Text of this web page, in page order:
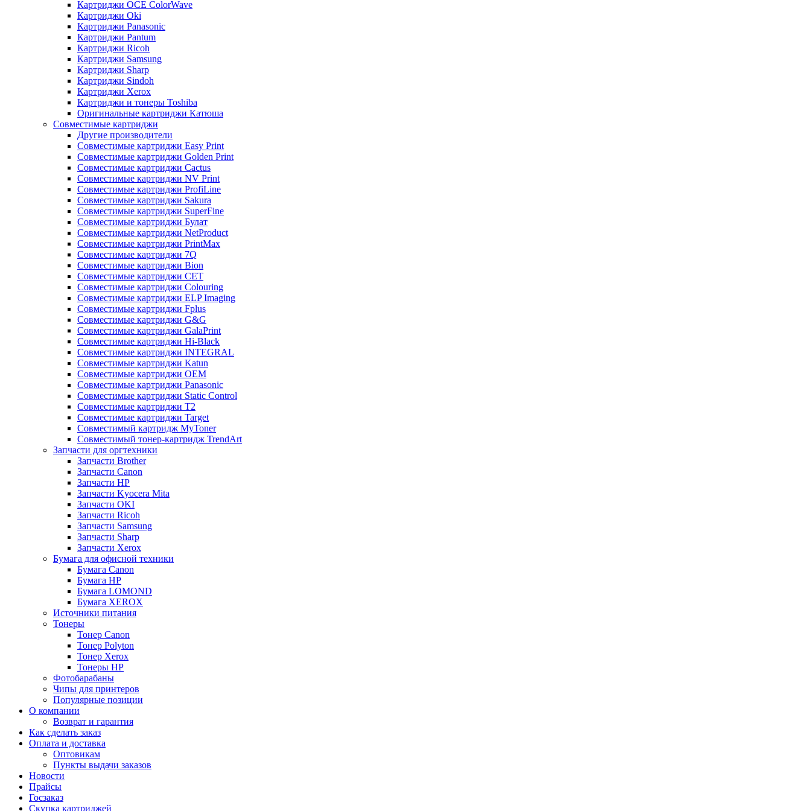
Картриджи OCE ColorWave
Картриджи Oki
Картриджи Panasonic
Картриджи Pantum
Картриджи Ricoh
Картриджи Samsung
Картриджи Sharp
Картриджи Sindoh
Картриджи Xerox
Картриджи и тонеры Toshiba
Оригинальные картриджи Катюша
Совместимые картриджи
Другие производители
Совместимые картриджи Easy Print
Совместимые картриджи Golden Print
Совместимые картриджи Cactus
Совместимые картриджи NV Print
Совместимые картриджи ProfiLine
Совместимые картриджи Sakura
Совместимые картриджи SuperFine
Совместимые картриджи Булат
Совместимые картриджи NetProduct
Совместимые картриджи PrintMax
Совместимые картриджи 7Q
Совместимые картриджи Bion
Совместимые картриджи CET
Совместимые картриджи Colouring
Совместимые картриджи ELP Imaging
Совместимые картриджи Fplus
Совместимые картриджи G&G
Совместимые картриджи GalaPrint
Совместимые картриджи Hi-Black
Совместимые картриджи INTEGRAL
Совместимые картриджи Katun
Совместимые картриджи OEM
Совместимые картриджи Panasonic
Совместимые картриджи Static Control
Совместимые картриджи T2
Совместимые картриджи Target
Совместимый картридж MyToner
Совместимый тонер-картридж TrendArt
Запчасти для оргтехники
Запчасти Brother
Запчасти Canon
Запчасти HP
Запчасти Kyocera Mita
Запчасти OKI
Запчасти Ricoh
Запчасти Samsung
Запчасти Sharp
Запчасти Xerox
Бумага для офисной техники
Бумага Canon
Бумага HP
Бумага LOMOND
Бумага XEROX
Источники питания
Тонеры
Тонер Canon
Тонер Polyton
Тонер Xerox
Тонеры HP
Фотобарабаны
Чипы для принтеров
Популярные позиции
О компании
Возврат и гарантия
Как сделать заказ
Оплата и доставка
Оптовикам
Пункты выдачи заказов
Новости
Прайсы
Госзаказ
Скупка картриджей